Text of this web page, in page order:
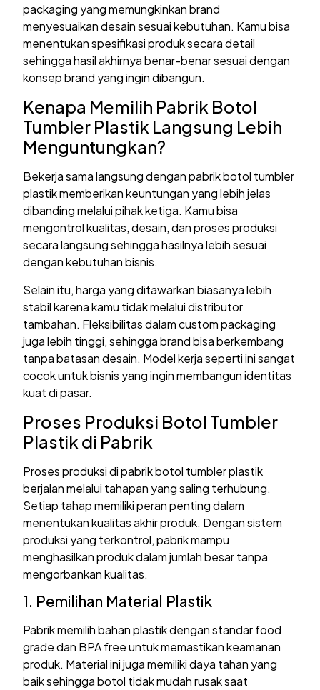
packaging yang memungkinkan brand
menyesuaikan desain sesuai kebutuhan. Kamu bisa
menentukan spesifikasi produk secara detail
sehingga hasil akhirnya benar-benar sesuai dengan
konsep brand yang ingin dibangun.
Kenapa Memilih Pabrik Botol
Tumbler Plastik Langsung Lebih
Menguntungkan?
Bekerja sama langsung dengan pabrik botol tumbler
plastik memberikan keuntungan yang lebih jelas
dibanding melalui pihak ketiga. Kamu bisa
mengontrol kualitas, desain, dan proses produksi
secara langsung sehingga hasilnya lebih sesuai
dengan kebutuhan bisnis.
Selain itu, harga yang ditawarkan biasanya lebih
stabil karena kamu tidak melalui distributor
tambahan. Fleksibilitas dalam custom packaging
juga lebih tinggi, sehingga brand bisa berkembang
tanpa batasan desain. Model kerja seperti ini sangat
cocok untuk bisnis yang ingin membangun identitas
kuat di pasar.
Proses Produksi Botol Tumbler
Plastik di Pabrik
Proses produksi di pabrik botol tumbler plastik
berjalan melalui tahapan yang saling terhubung.
Setiap tahap memiliki peran penting dalam
menentukan kualitas akhir produk. Dengan sistem
produksi yang terkontrol, pabrik mampu
menghasilkan produk dalam jumlah besar tanpa
mengorbankan kualitas.
1. Pemilihan Material Plastik
Pabrik memilih bahan plastik dengan standar food
grade dan BPA free untuk memastikan keamanan
produk. Material ini juga memiliki daya tahan yang
baik sehingga botol tidak mudah rusak saat